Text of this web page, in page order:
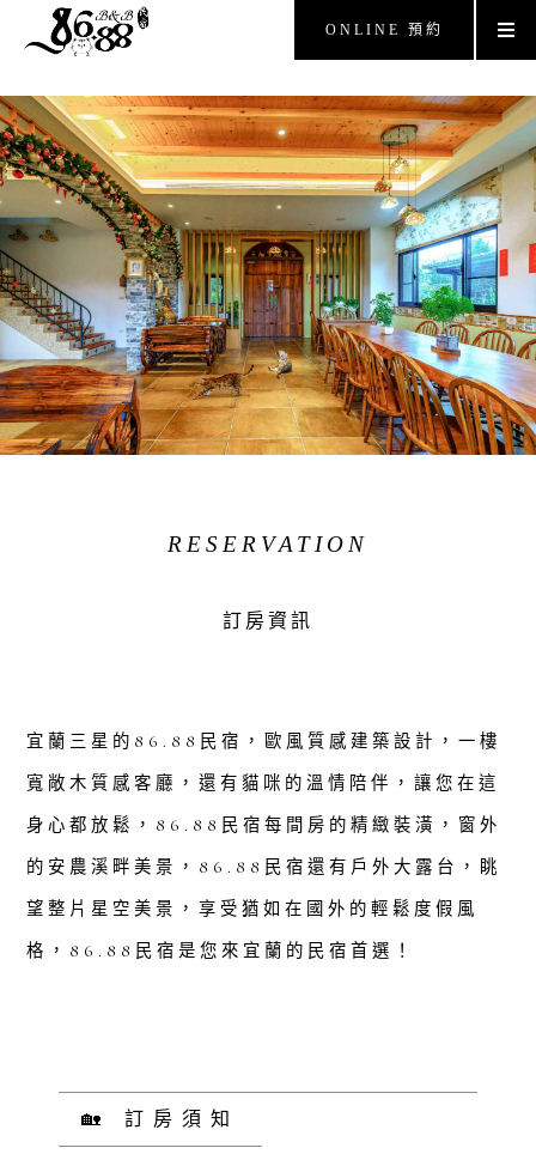
ONLINE 預約
RESERVATION
訂房資訊
宜蘭三星的86.88民宿，歐風質感建築設計，一樓
寬敞木質感客廳，還有貓咪的溫情陪伴，讓您在這
身心都放鬆，86.88民宿每間房的精緻裝潢，窗外
的安農溪畔美景，86.88民宿還有戶外大露台，眺
望整片星空美景，享受猶如在國外的輕鬆度假風
格，86.88民宿是您來宜蘭的民宿首選！
🏡 訂房須知